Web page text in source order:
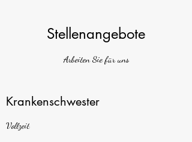
Stellenangebote
Arbeiten Sie für uns
Krankenschwester
Vollzeit